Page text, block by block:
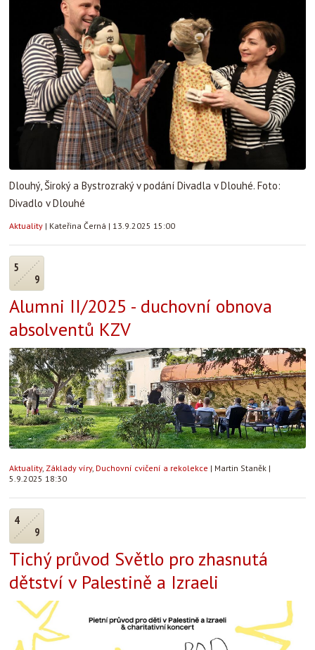
Dlouhý, Široký a Bystrozraký v podání Divadla v Dlouhé. Foto:
Divadlo v Dlouhé
Aktuality | Kateřina Černá | 13.9.2025 15:00
5
9
Alumni II/2025 - duchovní obnova
absolventů KZV
Aktuality, Základy víry, Duchovní cvičení a rekolekce | Martin Staněk |
5.9.2025 18:30
4
9
Tichý průvod Světlo pro zhasnutá
dětství v Palestině a Izraeli